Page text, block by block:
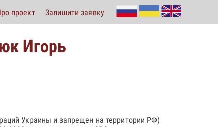
проект Залишити заявку
Игорь
Украины и запрещен на территории РФ)